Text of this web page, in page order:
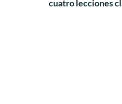
cuatro lecciones